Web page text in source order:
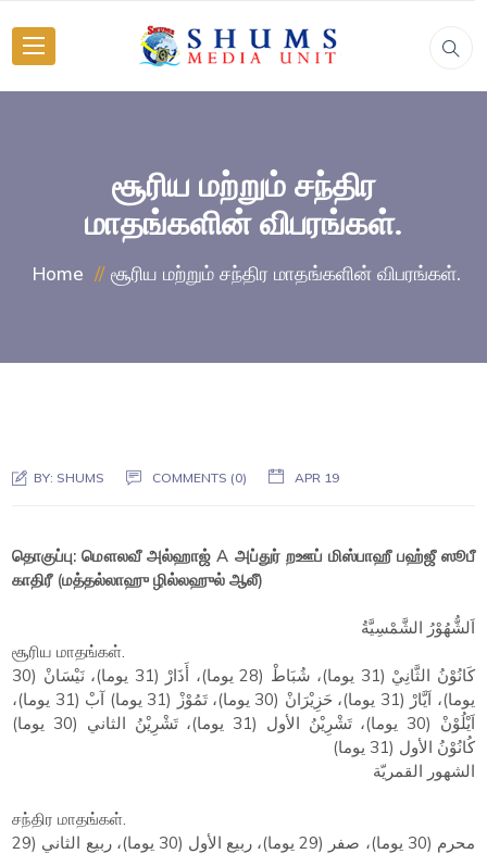
சூரிய மற்றும் சந்திர
மாதங்களின் விபரங்கள்.
Home சூரிய மற்றும் சந்திர மாதங்களின் விபரங்கள்.
BY: SHUMS COMMENTS (0) APR 19
தொகுப்பு: மௌலவீ அல்ஹாஜ் A அப்துர் றஊப் மிஸ்பாஹீ பஹ்ஜீ ஸூபீ
காதிரீ (மத்தல்லாஹு ழில்லஹுல் ஆலீ)
اَلشُّهُوْرُ الشَّمْسِيَّةُ
சூரிய மாதங்கள்.
كَانُوْنُ الثَّانِيْ (31 يوما)، شُبَاطْ (28 يوما)، أَذَارْ (31 يوما)، نَيْسَانْ (30
يوما)، اَيَّارْ (31 يوما)، حَزِيْرَانْ (30 يوما)، تَمُوْزْ (31 يوما) آبْ (31 يوما)،
اَيْلُوْنْ (30 يوما)، تَشْرِيْنُ الأول (31 يوما)، تَشْرِيْنُ الثاني (30 يوما)
كُانُوْنُ الأول (31 يوما)
الشهور القمريّة
சந்திர மாதங்கள்.
محرم (30 يوما)، صفر (29 يوما)، ربيع الأول (30 يوما)، ربيع الثاني (29